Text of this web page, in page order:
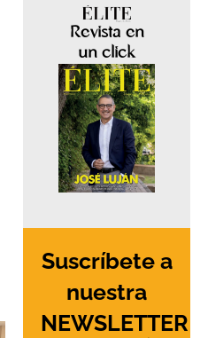
Revista en
un click
Suscríbete a
nuestra
NEWSLETTER